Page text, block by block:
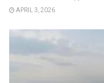
APRIL 3, 2026